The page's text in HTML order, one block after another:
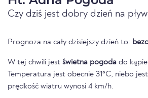
Czy dziś jest dobry dzień na
Prognoza na cały dzisiejszy dzień to:
W tej chwili jest świetna pogoda do
Temperatura jest obecnie 31°C, niebo
prędkość wiatru wynosi 4 km/h.